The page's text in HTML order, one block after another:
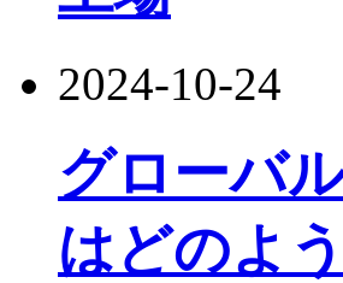
2024-10-24
グローバ
はどのよ